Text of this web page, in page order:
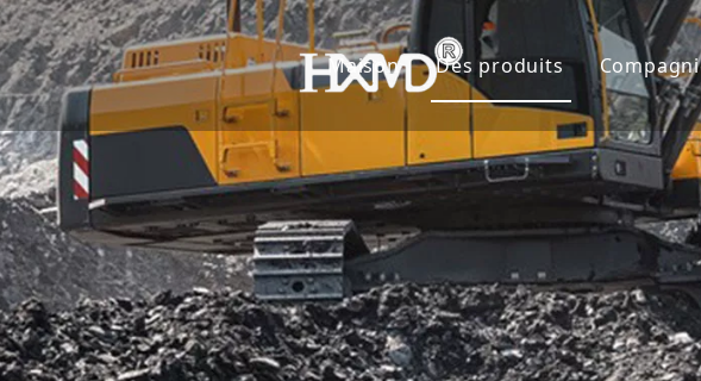
Maison Des produits
Dents de godet
Godet d'excavatrice
Adaptateur de dents de
Autres accessoires
À
FAQ